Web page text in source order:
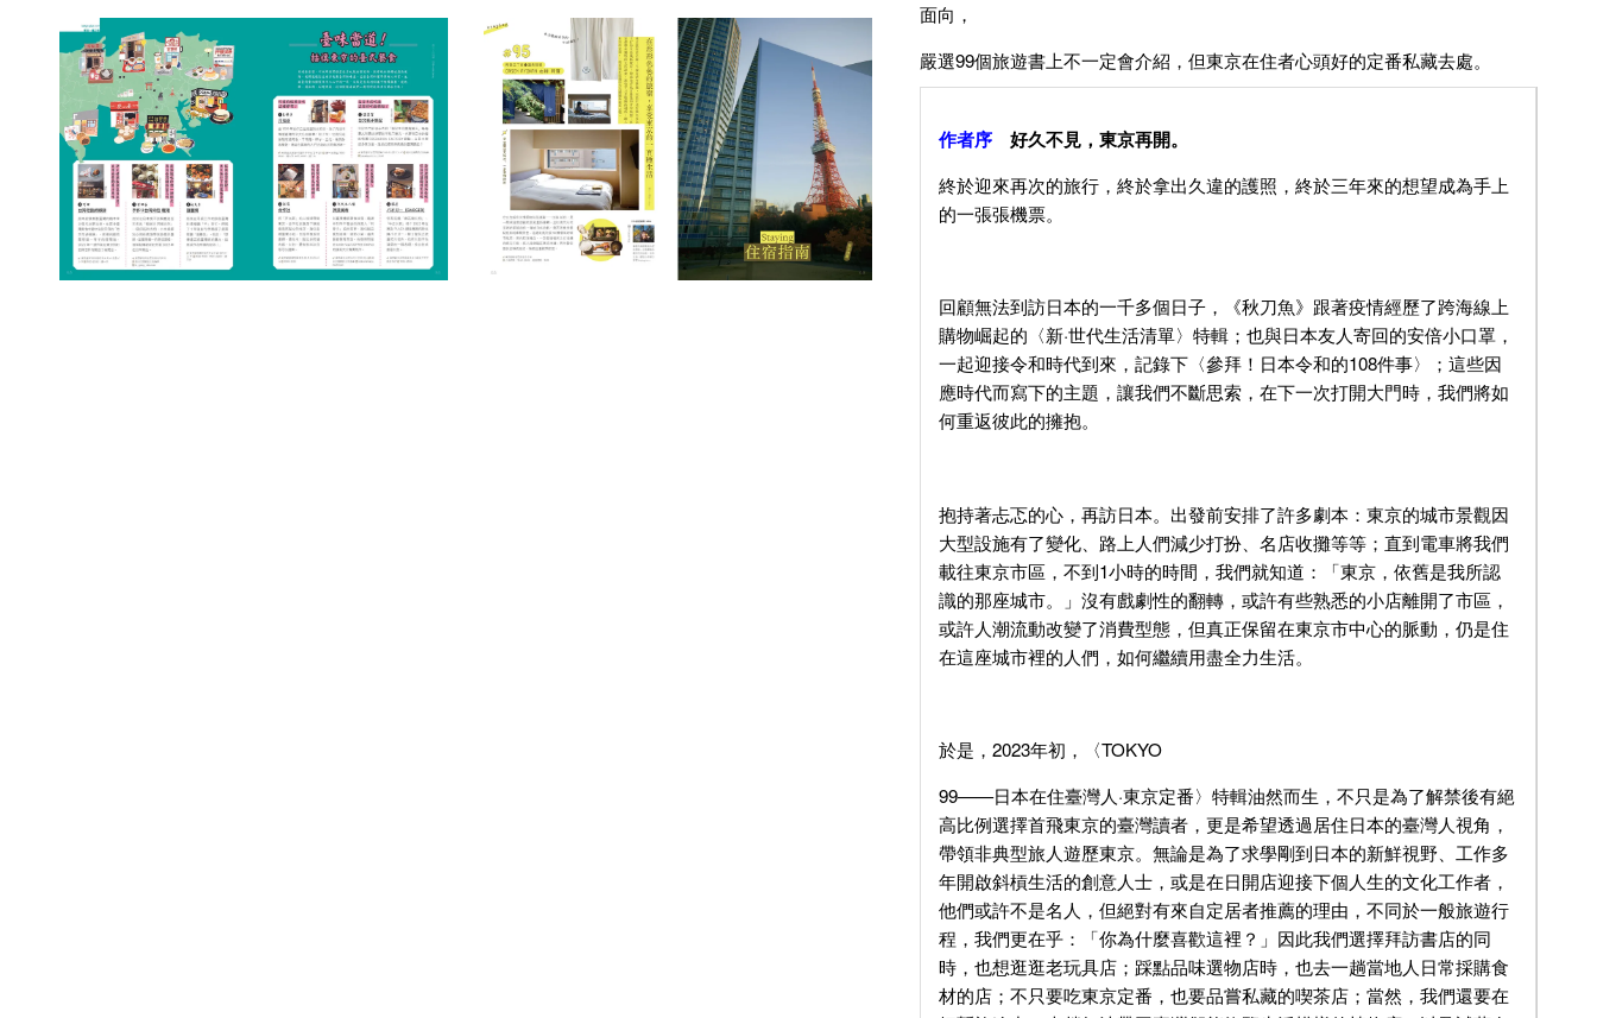
面向，
嚴選99個旅遊書上不一定會介紹，但東京在住者心頭好的定番私藏去處。
作者序好久不見，東京再開。
終於迎來再次的旅行，終於拿出久違的護照，終於三年來的想望成為手上
的一張張機票。
回顧無法到訪日本的一千多個日子，《秋刀魚》跟著疫情經歷了跨海線上
購物崛起的〈新·世代生活清單〉特輯；也與日本友人寄回的安倍小口罩，
一起迎接令和時代到來，記錄下〈參拜！日本令和的108件事〉；這些因
應時代而寫下的主題，讓我們不斷思索，在下一次打開大門時，我們將如
何重返彼此的擁抱。
抱持著忐忑的心，再訪日本。出發前安排了許多劇本：東京的城市景觀因
大型設施有了變化、路上人們減少打扮、名店收攤等等；直到電車將我們
載往東京市區，不到1小時的時間，我們就知道：「東京，依舊是我所認
識的那座城市。」沒有戲劇性的翻轉，或許有些熟悉的小店離開了市區，
或許人潮流動改變了消費型態，但真正保留在東京市中心的脈動，仍是住
在這座城市裡的人們，如何繼續用盡全力生活。
於是，2023年初，〈TOKYO
99——日本在住臺灣人·東京定番〉特輯油然而生，不只是為了解禁後有絕
高比例選擇首飛東京的臺灣讀者，更是希望透過居住日本的臺灣人視角，
帶領非典型旅人遊歷東京。無論是為了求學剛到日本的新鮮視野、工作多
年開啟斜槓生活的創意人士，或是在日開店迎接下個人生的文化工作者，
他們或許不是名人，但絕對有來自定居者推薦的理由，不同於一般旅遊行
程，我們更在乎：「你為什麼喜歡這裡？」因此我們選擇拜訪書店的同
時，也想逛逛老玩具店；踩點品味選物店時，也去一趟當地人日常採購食
材的店；不只要吃東京定番，也要品嘗私藏的喫茶店；當然，我們還要在